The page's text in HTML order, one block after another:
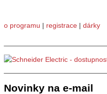
o programu | registrace | dárky
Novinky na e-mail